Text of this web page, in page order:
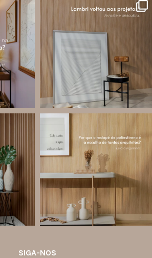
espaço
que
e
O lambri é um revestimento versátil
painéis decorativos e diversas
composições para valorizar o
ambiente!
Jul 27
87 8
Produto
é
que
Os rodapés de poliestireno
conquistaram espaço na arquitetura
porque unem estética, praticidade e
desempenho em um único produto.
Diferente
SIGA-NOS